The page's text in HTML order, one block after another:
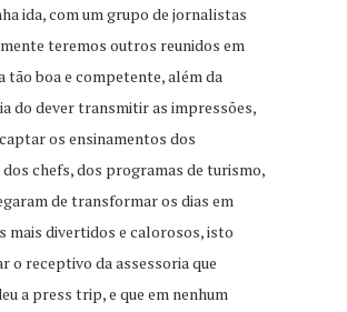
ida, com um grupo de jornalistas
teremos outros reunidos em
tão boa e competente, além da
do dever transmitir as impressões,
os ensinamentos dos
chefs, dos programas de turismo,
de transformar os dias em
mais divertidos e calorosos, isto
o receptivo da assessoria que
a press trip, e que em nenhum